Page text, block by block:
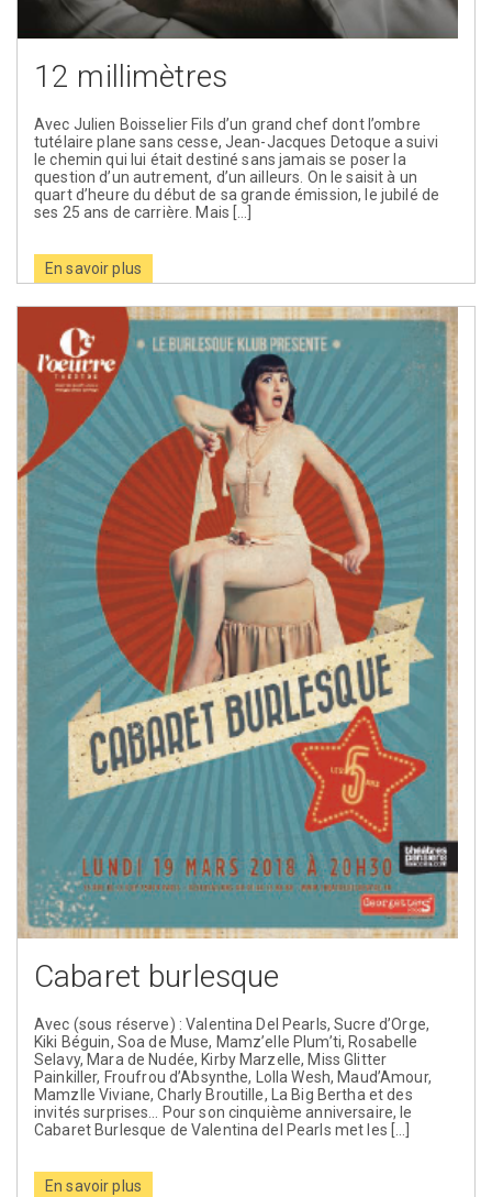
12 millimètres
Avec Julien Boisselier Fils d’un grand chef dont l’ombre
tutélaire plane sans cesse, Jean-Jacques Detoque a suivi
le chemin qui lui était destiné sans jamais se poser la
question d’un autrement, d’un ailleurs. On le saisit à un
quart d’heure du début de sa grande émission, le jubilé de
ses 25 ans de carrière. Mais […]
En savoir plus
Cabaret burlesque
Avec (sous réserve) : Valentina Del Pearls, Sucre d’Orge,
Kiki Béguin, Soa de Muse, Mamz’elle Plum’ti, Rosabelle
Selavy, Mara de Nudée, Kirby Marzelle, Miss Glitter
Painkiller, Froufrou d’Absynthe, Lolla Wesh, Maud’Amour,
Mamzlle Viviane, Charly Broutille, La Big Bertha et des
invités surprises… Pour son cinquième anniversaire, le
Cabaret Burlesque de Valentina del Pearls met les […]
En savoir plus